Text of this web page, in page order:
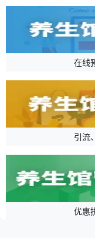
在线
引流
优惠